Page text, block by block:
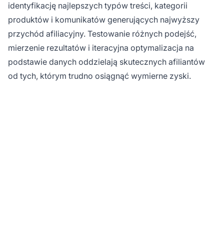
identyfikację najlepszych typów treści, kategorii
produktów i komunikatów generujących najwyższy
przychód afiliacyjny. Testowanie różnych podejść,
mierzenie rezultatów i iteracyjna optymalizacja na
podstawie danych oddzielają skutecznych afiliantów
od tych, którym trudno osiągnąć wymierne zyski.